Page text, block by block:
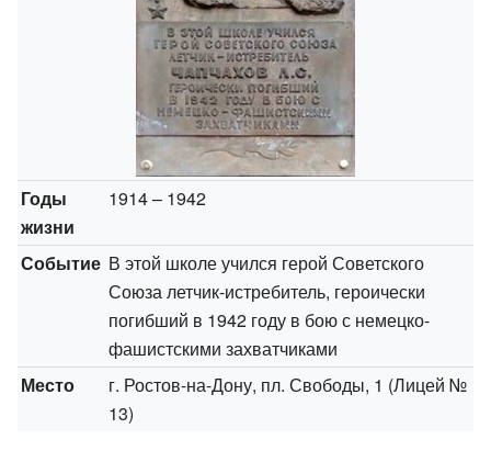
Годы
жизни
1914 – 1942
Событие В этой школе учился герой Советского
Союза летчик-истребитель, героически
погибший в 1942 году в бою с немецко-
фашистскими захватчиками
Место
г. Ростов-на-Дону, пл. Свободы, 1 (Лицей №
13)